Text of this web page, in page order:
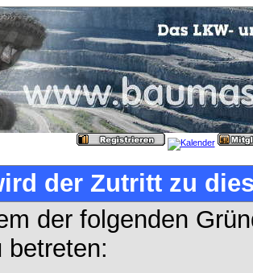
der Zutritt zu
der folgenden
betreten: